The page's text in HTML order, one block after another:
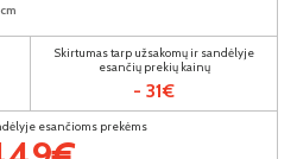
Skirtumas tarp užsakomų ir sandėlyje
esančių prekių kainų
- 31€
esančioms prekėms